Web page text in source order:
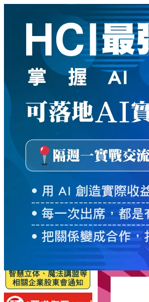
網
路
新
思